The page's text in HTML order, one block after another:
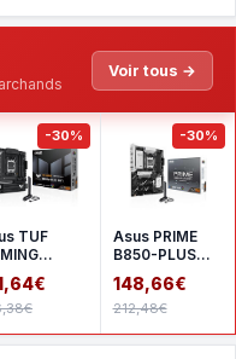
Voir tous →
-30%
TUF
PLUS
-30%
Asus PRIME
B850-PLUS
WIFI
148,66€
212,48€